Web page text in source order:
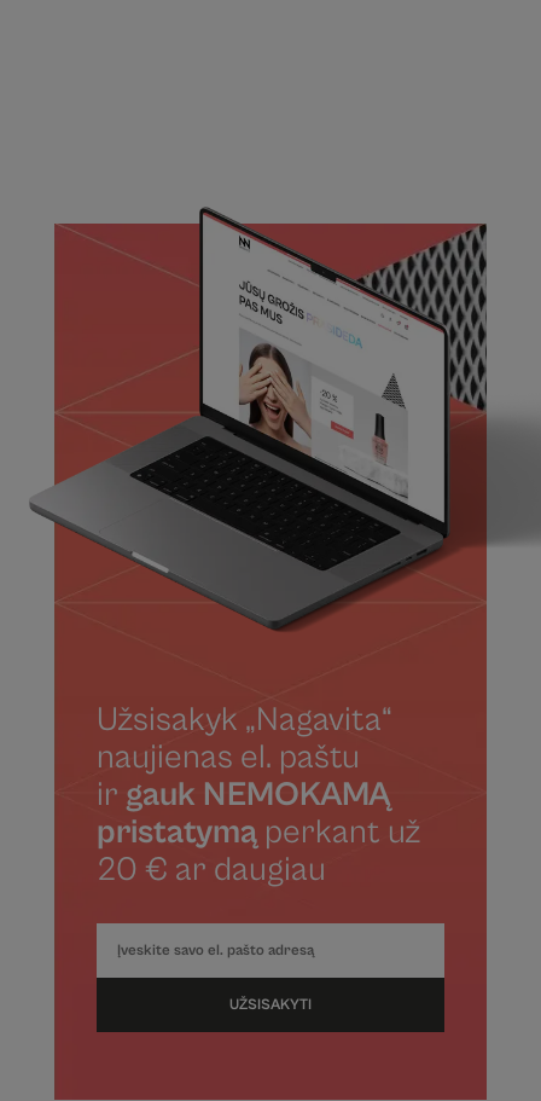
Užsisakyk „Nagavita“
naujienas el. paštu
ir gauk NEMOKAMĄ
pristatymąperkant už
20 € ar daugiau
UŽSISAKYTI